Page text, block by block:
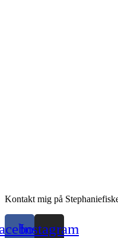
Kontakt mig på
Instagram